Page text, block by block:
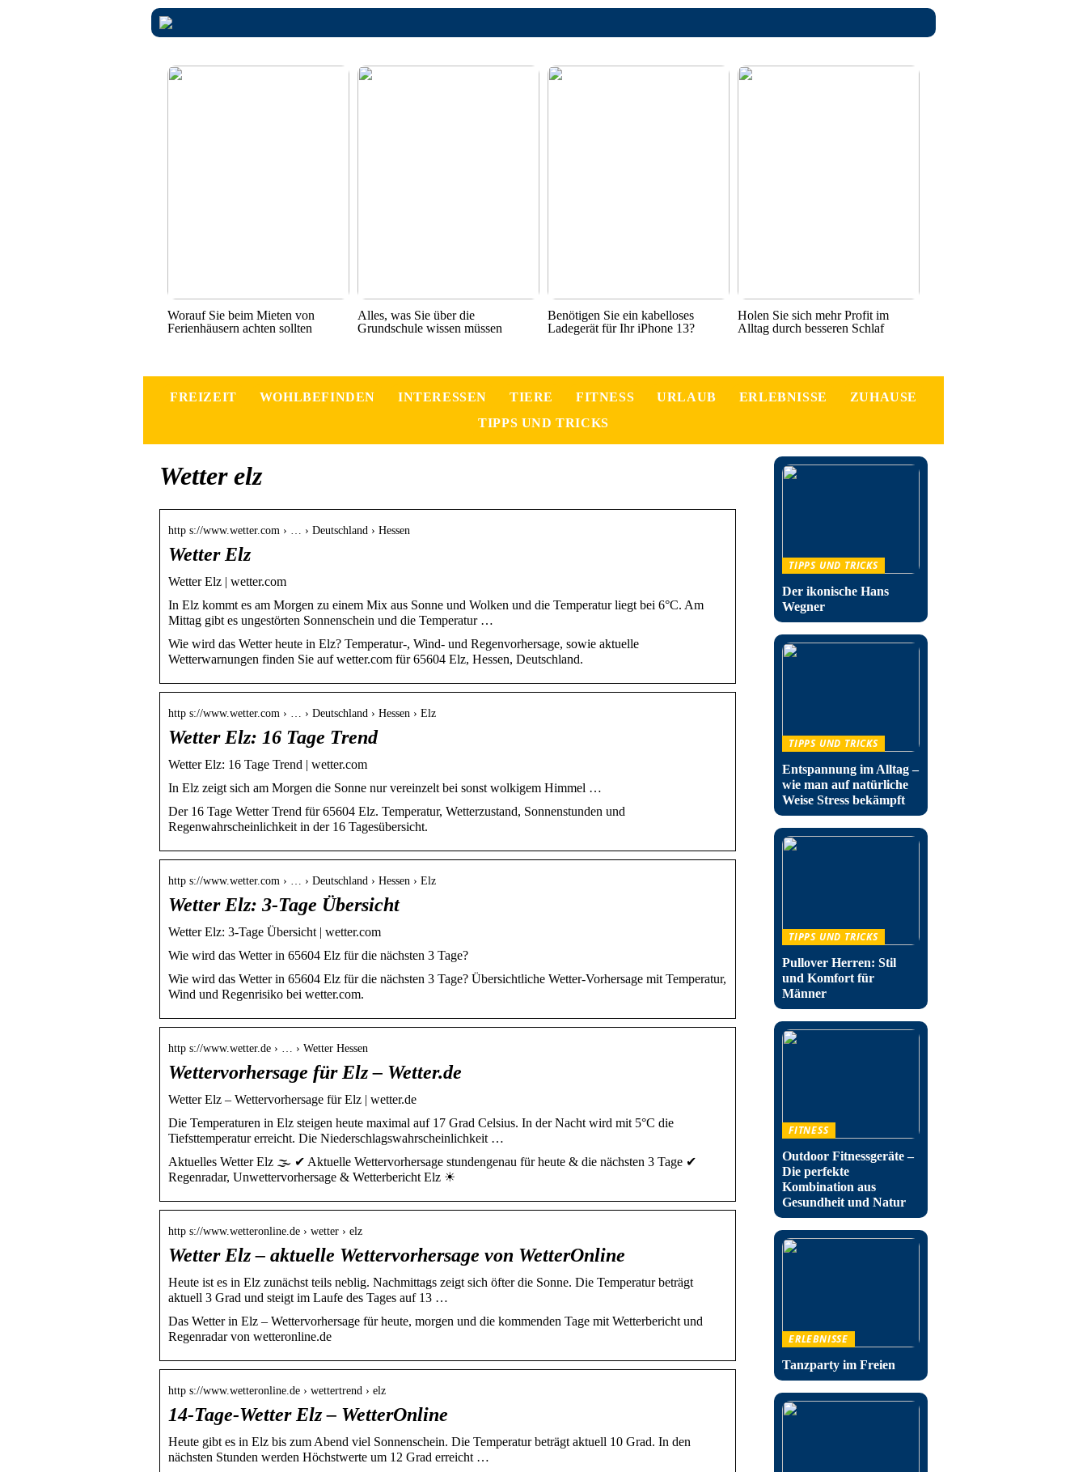
Worauf Sie beim Mieten von
Ferienhäusern achten sollten
Alles, was Sie über die
Grundschule wissen müssen
Benötigen Sie ein kabelloses
Ladegerät für Ihr iPhone 13?
Holen Sie sich mehr Profit im
Alltag durch besseren Schlaf
FREIZEIT WOHLBEFINDEN INTERESSEN TIERE FITNESS URLAUB ERLEBNISSE
ZUHAUSE
TIPPS UND TRICKS
Wetter elz
http s://www.wetter.com › … › Deutschland › Hessen
Wetter Elz
Wetter Elz | wetter.com
In Elz kommt es am Morgen zu einem Mix aus Sonne und Wolken und die Temperatur liegt bei 6°C. Am
Mittag gibt es ungestörten Sonnenschein und die Temperatur …
Wie wird das Wetter heute in Elz? Temperatur-, Wind- und Regenvorhersage, sowie aktuelle
Wetterwarnungen finden Sie auf wetter.com für 65604 Elz, Hessen, Deutschland.
http s://www.wetter.com › … › Deutschland › Hessen › Elz
Wetter Elz: 16 Tage Trend
Wetter Elz: 16 Tage Trend | wetter.com
In Elz zeigt sich am Morgen die Sonne nur vereinzelt bei sonst wolkigem Himmel …
Der 16 Tage Wetter Trend für 65604 Elz. Temperatur, Wetterzustand, Sonnenstunden und
Regenwahrscheinlichkeit in der 16 Tagesübersicht.
http s://www.wetter.com › … › Deutschland › Hessen › Elz
Wetter Elz: 3-Tage Übersicht
Wetter Elz: 3-Tage Übersicht | wetter.com
Wie wird das Wetter in 65604 Elz für die nächsten 3 Tage?
Wie wird das Wetter in 65604 Elz für die nächsten 3 Tage? Übersichtliche Wetter-Vorhersage mit Temperatur,
Wind und Regenrisiko bei wetter.com.
http s://www.wetter.de › … › Wetter Hessen
Wettervorhersage für Elz – Wetter.de
Wetter Elz – Wettervorhersage für Elz | wetter.de
Die Temperaturen in Elz steigen heute maximal auf 17 Grad Celsius. In der Nacht wird mit 5°C die
Tiefsttemperatur erreicht. Die Niederschlagswahrscheinlichkeit …
Aktuelles Wetter Elz 🌫️ ✔ Aktuelle Wettervorhersage stundengenau für heute & die nächsten 3 Tage ✔
Regenradar, Unwettervorhersage & Wetterbericht Elz ☀
http s://www.wetteronline.de › wetter › elz
Wetter Elz – aktuelle Wettervorhersage von WetterOnline
Heute ist es in Elz zunächst teils neblig. Nachmittags zeigt sich öfter die Sonne. Die Temperatur beträgt
aktuell 3 Grad und steigt im Laufe des Tages auf 13 …
Das Wetter in Elz – Wettervorhersage für heute, morgen und die kommenden Tage mit Wetterbericht und
Regenradar von wetteronline.de
http s://www.wetteronline.de › wettertrend › elz
14-Tage-Wetter Elz – WetterOnline
Heute gibt es in Elz bis zum Abend viel Sonnenschein. Die Temperatur beträgt aktuell 10 Grad. In den
nächsten Stunden werden Höchstwerte um 12 Grad erreicht …
TIPPS UND TRICKS
Der ikonische Hans
Wegner
TIPPS UND TRICKS
Entspannung im Alltag –
wie man auf natürliche
Weise Stress bekämpft
TIPPS UND TRICKS
Pullover Herren: Stil
und Komfort für
Männer
FITNESS
Outdoor Fitnessgeräte –
Die perfekte
Kombination aus
Gesundheit und Natur
ERLEBNISSE
Tanzparty im Freien